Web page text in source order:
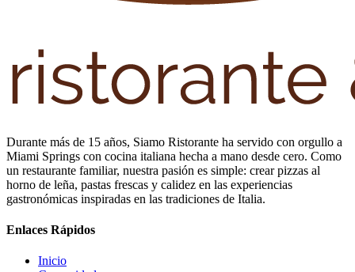
Durante más de 15 años, Siamo Ristorante ha servido con orgullo a
Miami Springs con cocina italiana hecha a mano desde cero. Como
un restaurante familiar, nuestra pasión es simple: crear pizzas al
horno de leña, pastas frescas y calidez en las experiencias
gastronómicas inspiradas en las tradiciones de Italia.
Enlaces Rápidos
Inicio